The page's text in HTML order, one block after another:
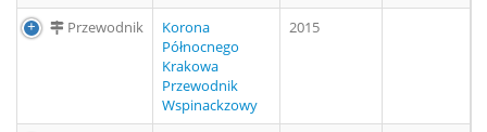
Przewodnik
Korona
Północnego
Krakowa
Przewodnik
Wspinackzowy
2015